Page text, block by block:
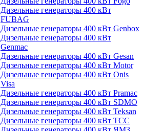
Дизельные генераторы 400 кВт
FUBAG
Дизельные генераторы 400 кВт Genbox
Дизельные генераторы 400 кВт
Genmac
Дизельные генераторы 400 кВт Gesan
Дизельные генераторы 400 кВт Motor
Дизельные генераторы 400 кВт Onis
Visa
Дизельные генераторы 400 кВт Pramac
Дизельные генераторы 400 кВт SDMO
Дизельные генераторы 400 кВт Teksan
Дизельные генераторы 400 кВт ТСС